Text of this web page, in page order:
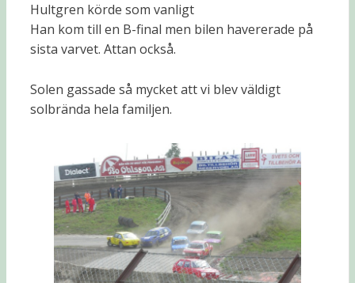
Hultgren körde som vanligt
Han kom till en B-final men bilen havererade på
sista varvet. Attan också.
Solen gassade så mycket att vi blev väldigt
solbrända hela familjen.